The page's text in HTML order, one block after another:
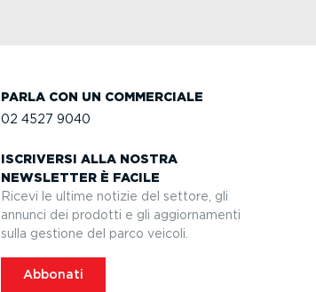
PARLA CON UN COMMERCIALE
02 4527 9040
ISCRIVERSI ALLA NOSTRA
NEWSLETTER È FACILE
Ricevi le ultime notizie del settore, gli
annunci dei prodotti e gli aggior­na­menti
sulla gestione del parco veicoli.
Abbonati